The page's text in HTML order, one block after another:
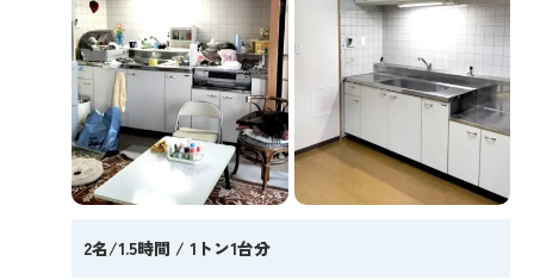
2名/1.5時間 / 1トン1台分